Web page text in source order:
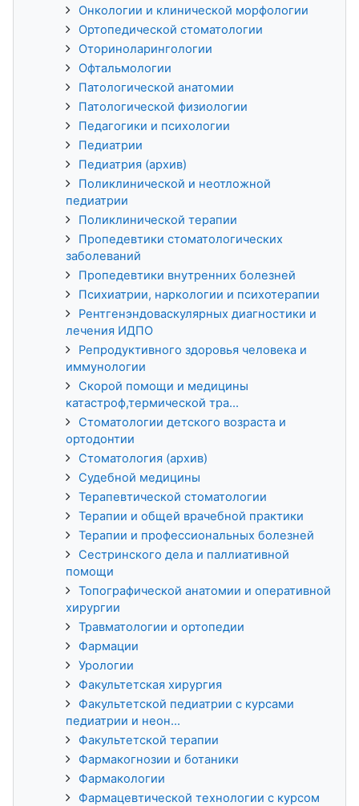
Онкологии и клинической морфологии
Ортопедической стоматологии
Оториноларингологии
Офтальмологии
Патологической анатомии
Патологической физиологии
Педагогики и психологии
Педиатрии
Педиатрия (архив)
Поликлинической и неотложной
педиатрии
Поликлинической терапии
Пропедевтики стоматологических
заболеваний
Пропедевтики внутренних болезней
Психиатрии, наркологии и психотерапии
Рентгенэндоваскулярных диагностики и
лечения ИДПО
Репродуктивного здоровья человека и
иммунологии
Скорой помощи и медицины
катастроф,термической тра...
Стоматологии детского возраста и
ортодонтии
Стоматология (архив)
Судебной медицины
Терапевтической стоматологии
Терапии и общей врачебной практики
Терапии и профессиональных болезней
Сестринского дела и паллиативной
помощи
Топографической анатомии и оперативной
хирургии
Травматологии и ортопедии
Фармации
Урологии
Факультетская хирургия
Факультетской педиатрии с курсами
педиатрии и неон...
Факультетской терапии
Фармакогнозии и ботаники
Фармакологии
Фармацевтической технологии с курсом